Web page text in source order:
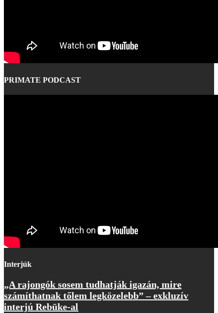
PRIMATE PODCAST
Interjúk
„A rajongók sosem tudhatják igazán, mire
számíthatnak tőlem legközelebb” – exkluzív
interjú Rebūke-al